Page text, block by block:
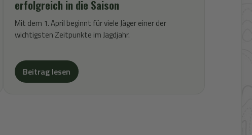
erfolgreich in die Saison
Mit dem 1. April beginnt für viele Jäger einer der
wichtigsten Zeitpunkte im Jagdjahr.
Beitrag lesen